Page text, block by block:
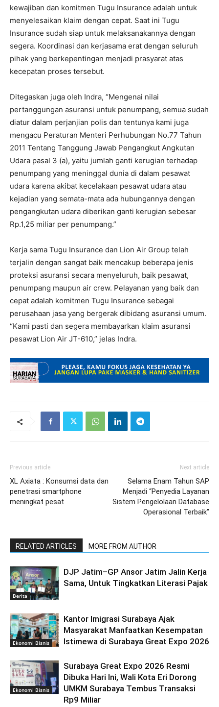
kewajiban dan komitmen Tugu Insurance adalah untuk
menyelesaikan klaim dengan cepat. Saat ini Tugu
Insurance sudah siap untuk melaksanakannya dengan
segera. Koordinasi dan kerjasama erat dengan seluruh
pihak yang berkepentingan menjadi prasyarat atas
kecepatan proses tersebut.
Ditegaskan juga oleh Indra, “Mengenai nilai
pertanggungan asuransi untuk penumpang, semua sudah
diatur dalam perjanjian polis dan tentunya kami juga
mengacu Peraturan Menteri Perhubungan No.77 Tahun
2011 Tentang Tanggung Jawab Pengangkut Angkutan
Udara pasal 3 (a), yaitu jumlah ganti kerugian terhadap
penumpang yang meninggal dunia di dalam pesawat
udara karena akibat kecelakaan pesawat udara atau
kejadian yang semata-mata ada hubungannya dengan
pengangkutan udara diberikan ganti kerugian sebesar
Rp.1,25 miliar per penumpang.”
Kerja sama Tugu Insurance dan Lion Air Group telah
terjalin dengan sangat baik mencakup beberapa jenis
proteksi asuransi secara menyeluruh, baik pesawat,
penumpang maupun air crew. Pelayanan yang baik dan
cepat adalah komitmen Tugu Insurance sebagai
perusahaan jasa yang bergerak dibidang asuransi umum.
“Kami pasti dan segera membayarkan klaim asuransi
pesawat Lion Air JT-610,” jelas Indra.
Previous article
XL Axiata : Konsumsi data dan
penetrasi smartphone
meningkat pesat
Next article
Selama Enam Tahun SAP
Menjadi “Penyedia Layanan
Sistem Pengelolaan Database
Operasional Terbaik”
RELATED ARTICLES MORE FROM AUTHOR
Berita
DJP Jatim–GP Ansor Jatim Jalin Kerja
Sama, Untuk Tingkatkan Literasi Pajak
Ekonomi Bisnis
Kantor Imigrasi Surabaya Ajak
Masyarakat Manfaatkan Kesempatan
Istimewa di Surabaya Great Expo 2026
Ekonomi Bisnis
Surabaya Great Expo 2026 Resmi
Dibuka Hari Ini, Wali Kota Eri Dorong
UMKM Surabaya Tembus Transaksi
Rp9 Miliar